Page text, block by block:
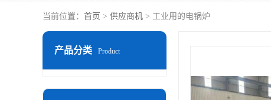
当前位置： 首页 > 供应商机 > 工业用的电锅炉
产品分类 Product